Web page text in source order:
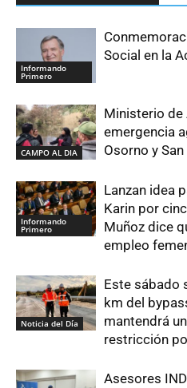
Informando
Primero
Social en la
CAMPO AL DIA
Ministerio
emergencia
Osorno y
Informando
Primero
Lanzan idea
Karin por
Muñoz dice
empleo
Noticia del Día
Este sábado
km del
mantendrá
restricción
Asesores